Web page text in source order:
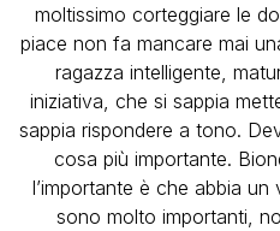
moltissimo corteggiare le
piace non fa mancare mai
ragazza intelligente,
iniziativa, che si sappia
sappia rispondere a tono.
cosa più importante.
l’importante è che abbia
sono molto importanti,